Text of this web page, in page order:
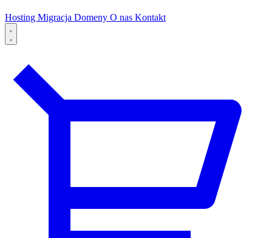
Hosting Migracja Domeny O nas Kontakt